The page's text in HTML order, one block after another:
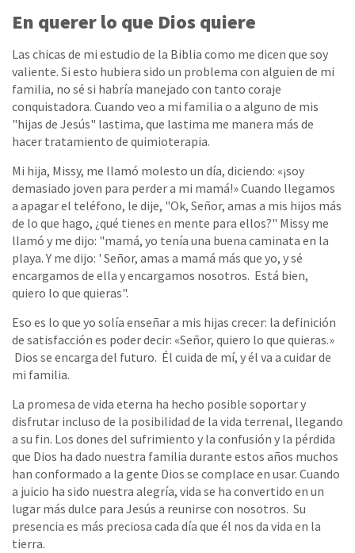
En querer lo que Dios quiere
Las chicas de mi estudio de la Biblia como me dicen que soy
valiente. Si esto hubiera sido un problema con alguien de mi
familia, no sé si habría manejado con tanto coraje
conquistadora. Cuando veo a mi familia o a alguno de mis
"hijas de Jesús" lastima, que lastima me manera más de
hacer tratamiento de quimioterapia.
Mi hija, Missy, me llamó molesto un día, diciendo: «¡soy
demasiado joven para perder a mi mamá!» Cuando llegamos
a apagar el teléfono, le dije, "Ok, Señor, amas a mis hijos más
de lo que hago, ¿qué tienes en mente para ellos?" Missy me
llamó y me dijo: "mamá, yo tenía una buena caminata en la
playa. Y me dijo: ' Señor, amas a mamá más que yo, y sé
encargamos de ella y encargamos nosotros. Está bien,
quiero lo que quieras".
Eso es lo que yo solía enseñar a mis hijas crecer: la definición
de satisfacción es poder decir: «Señor, quiero lo que quieras.»
Dios se encarga del futuro. Él cuida de mí, y él va a cuidar de
mi familia.
La promesa de vida eterna ha hecho posible soportar y
disfrutar incluso de la posibilidad de la vida terrenal, llegando
a su fin. Los dones del sufrimiento y la confusión y la pérdida
que Dios ha dado nuestra familia durante estos años muchos
han conformado a la gente Dios se complace en usar. Cuando
a juicio ha sido nuestra alegría, vida se ha convertido en un
lugar más dulce para Jesús a reunirse con nosotros. Su
presencia es más preciosa cada día que él nos da vida en la
tierra.